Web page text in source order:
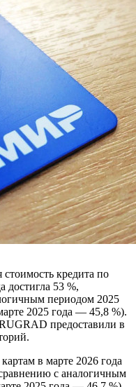
кредита по
достигла 53 %,
периодом 2025
2025 года — 45,8 %).
предоставили в
в марте 2026 года
с аналогичным